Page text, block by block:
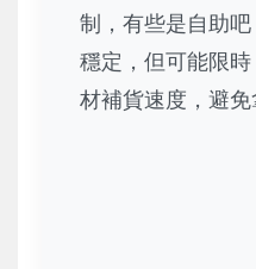
制，有些是自助
穩定，但可能限
材補貨速度，避免